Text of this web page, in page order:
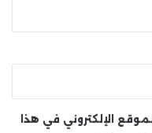
الإلكتروني في هذا